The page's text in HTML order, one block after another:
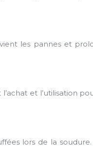
les pannes et
et l’utilisation
lors de la